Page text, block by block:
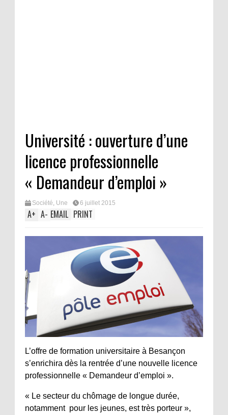
Université : ouverture d’une
licence professionnelle
« Demandeur d’emploi »
Société, Une 6 juillet 2015
A+ A- EMAIL PRINT
L’offre de formation universitaire à Besançon
s’enrichira dès la rentrée d’une nouvelle licence
professionnelle « Demandeur d’emploi ».
« Le secteur du chômage de longue durée,
notamment pour les jeunes, est très porteur »,